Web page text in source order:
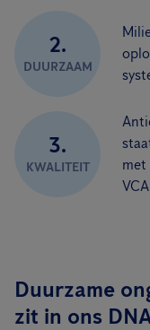
2.
DUURZAAM
3.
KWALITEIT
met
Duurzame
zit in ons